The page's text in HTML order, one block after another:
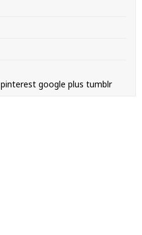
pinterest google plus tumblr